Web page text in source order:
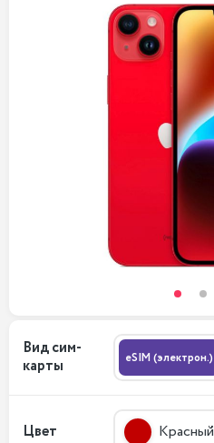
Вид сим-
карты
eSIM (электрон.)
Цвет Красный